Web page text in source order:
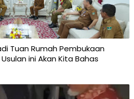
Tuan Rumah Pembukaan
ini Akan Kita Bahas